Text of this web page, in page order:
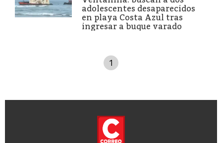
adolescentes desaparecidos
en playa Costa Azul tras
ingresar a buque varado
1